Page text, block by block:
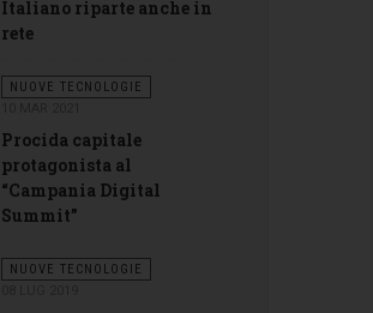
Italiano riparte anche in
rete
NUOVE TECNOLOGIE
Procida capitale
protagonista al
“Campania Digital
Summit”
NUOVE TECNOLOGIE